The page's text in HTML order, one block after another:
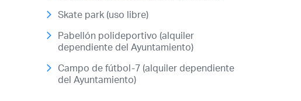
Skate park (uso libre)
Pabellón polideportivo (alquiler
dependiente del Ayuntamiento)
Campo de fútbol-7 (alquiler dependiente
del Ayuntamiento)